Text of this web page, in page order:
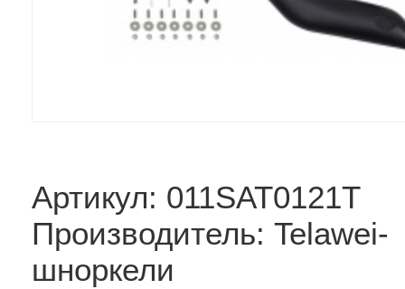
Артикул: 011SAT0121T
Производитель: Telawei-
шноркели